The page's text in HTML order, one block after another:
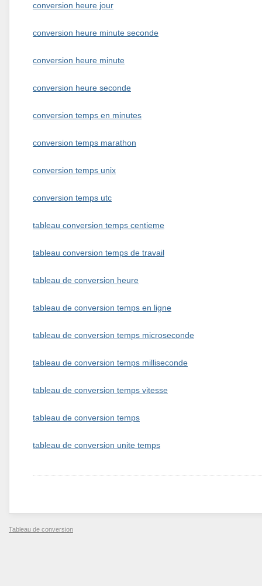
conversion heure jour
conversion heure minute seconde
conversion heure minute
conversion heure seconde
conversion temps en minutes
conversion temps marathon
conversion temps unix
conversion temps utc
tableau conversion temps centieme
tableau conversion temps de travail
tableau de conversion heure
tableau de conversion temps en ligne
tableau de conversion temps microseconde
tableau de conversion temps milliseconde
tableau de conversion temps vitesse
tableau de conversion temps
tableau de conversion unite temps
Tableau de conversion